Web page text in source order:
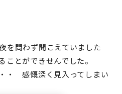
を問わず聞こえていました
ことができせんでした。
・ 感慨深く見入ってしまい